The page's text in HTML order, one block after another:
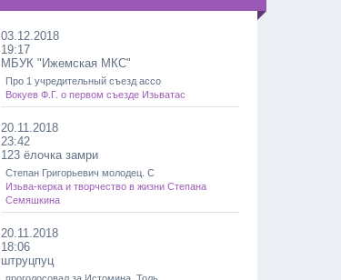
03.12.2018
19:17
МБУК "Ижемская МКС"
Про 1 учредительный съезд ассо
Вокуев Ф.Г. о первом съезде Изьватас
20.11.2018
23:42
123 ёлочка замри
Степан Григорьевич молодец. С
Изьва-керка и творчество в жизни Степана
Семяшкина
20.11.2018
18:06
штруцпуц